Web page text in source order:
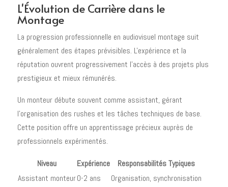
L'Évolution de Carrière dans le
Montage
La progression professionnelle en audiovisuel montage suit
généralement des étapes prévisibles. L'expérience et la
réputation ouvrent progressivement l'accès à des projets plus
prestigieux et mieux rémunérés.
Un monteur débute souvent comme assistant, gérant
l'organisation des rushes et les tâches techniques de base.
Cette position offre un apprentissage précieux auprès de
professionnels expérimentés.
Niveau Expérience
Responsabilités Typiques
Assistant monteur0-2 ans
Organisation, synchronisation